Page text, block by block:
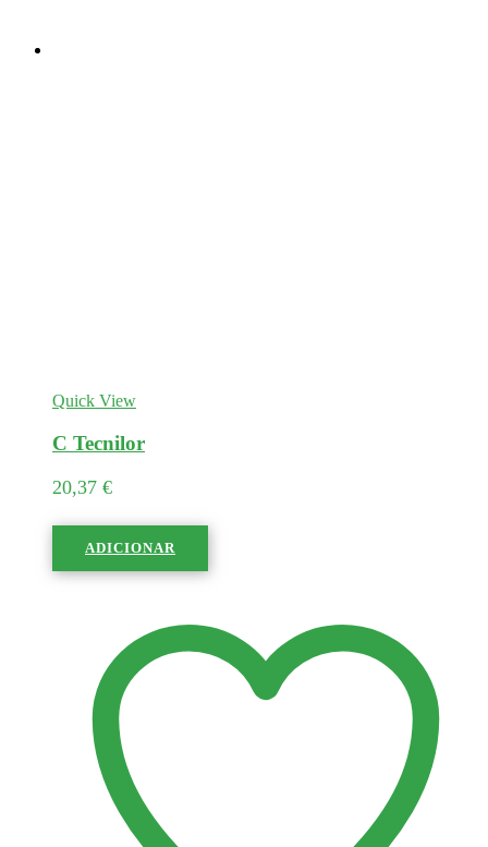
Quick View
C Tecnilor
20,37 €
ADICIONAR